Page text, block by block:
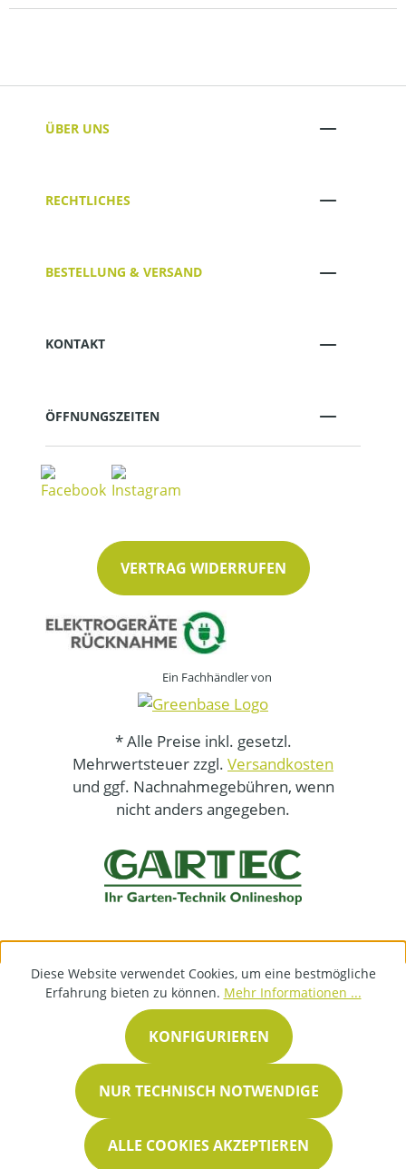
ÜBER UNS
RECHTLICHES
BESTELLUNG & VERSAND
KONTAKT
ÖFFNUNGSZEITEN
VERTRAG WIDERRUFEN
Ein Fachhändler von
* Alle Preise inkl. gesetzl.
Mehrwertsteuer zzgl. Versandkosten
und ggf. Nachnahmegebühren, wenn
nicht anders angegeben.
Diese Website verwendet Cookies, um eine bestmögliche
Erfahrung bieten zu können. Mehr Informationen ...
NUR TECHNISCH NOTWENDIGE
KONFIGURIEREN
ALLE COOKIES AKZEPTIEREN